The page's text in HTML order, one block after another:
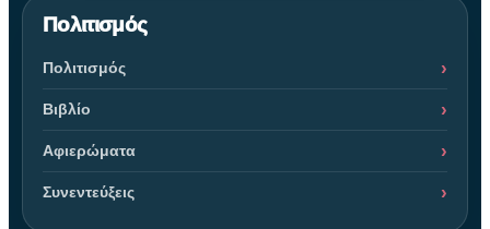
Πολιτισμός
Πολιτισμός
Βιβλίο
Αφιερώματα
Συνεντεύξεις